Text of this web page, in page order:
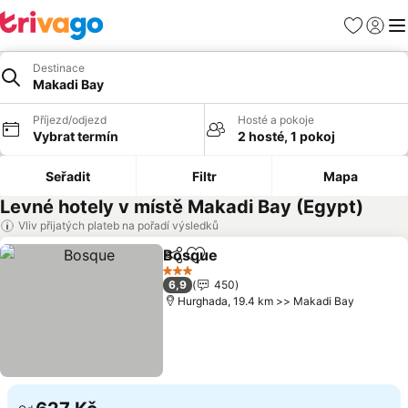
Oblíbené
Destinace
Makadi Bay
Příjezd/odjezd
Vybrat termín
Hosté a pokoje
2 hosté, 1 pokoj
Seřadit Filtr Mapa
Levné hotely v místě Makadi Bay (Egypt)
Vliv přijatých plateb na pořadí výsledků
SdíletPřidat na seznam oblíbených
Bosque
3 Počet hvězdiček
6,9
450
Hurghada, 19.4 km >> Makadi Bay